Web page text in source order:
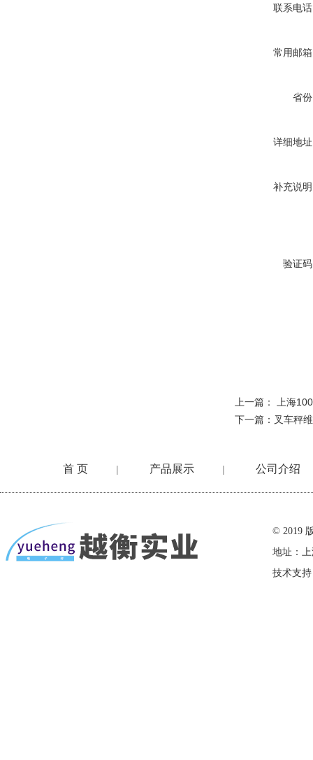
联系电
常用邮
省
详细地
补充说
验证
上一篇：
上海
下一篇： 叉车秤
首 页 | 产品展示 | 公司介绍
© 2019
地址：
技术支